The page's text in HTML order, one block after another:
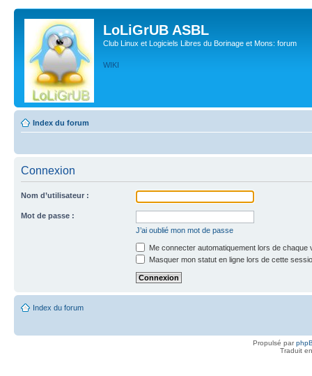
LoLiGrUB ASBL
Club Linux et Logiciels Libres du Borinage et Mons: forum
WIKI
Index du forum
Connexion
Nom d’utilisateur :
Mot de passe :
J’ai oublié mon mot de passe
Me connecter automatiquement lors de chaque
Masquer mon statut en ligne lors de cette
Index du forum
Propulsé par
Traduit